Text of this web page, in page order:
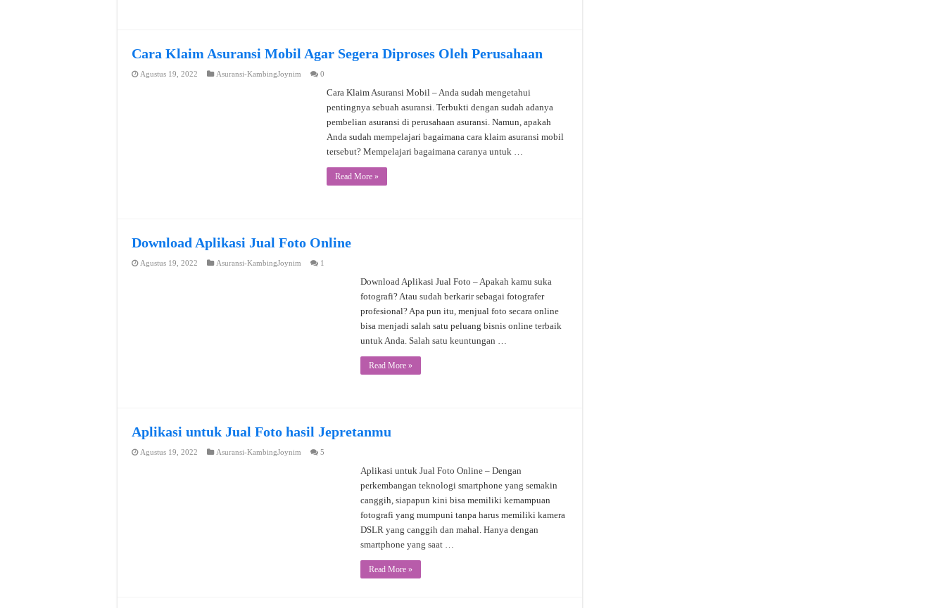
Cara Klaim Asuransi Mobil Agar Segera Diproses Oleh Perusahaan
Agustus 19, 2022 Asuransi-KambingJoynim 0
Cara Klaim Asuransi Mobil – Anda sudah mengetahui
pentingnya sebuah asuransi. Terbukti dengan sudah adanya
pembelian asuransi di perusahaan asuransi. Namun, apakah
Anda sudah mempelajari bagaimana cara klaim asuransi mobil
tersebut? Mempelajari bagaimana caranya untuk …
Read More »
Download Aplikasi Jual Foto Online
Agustus 19, 2022 Asuransi-KambingJoynim 1
Download Aplikasi Jual Foto – Apakah kamu suka
fotografi? Atau sudah berkarir sebagai fotografer
profesional? Apa pun itu, menjual foto secara online
bisa menjadi salah satu peluang bisnis online terbaik
untuk Anda. Salah satu keuntungan …
Read More »
Aplikasi untuk Jual Foto hasil Jepretanmu
Agustus 19, 2022 Asuransi-KambingJoynim 5
Aplikasi untuk Jual Foto Online – Dengan
perkembangan teknologi smartphone yang semakin
canggih, siapapun kini bisa memiliki kemampuan
fotografi yang mumpuni tanpa harus memiliki kamera
DSLR yang canggih dan mahal. Hanya dengan
smartphone yang saat …
Read More »